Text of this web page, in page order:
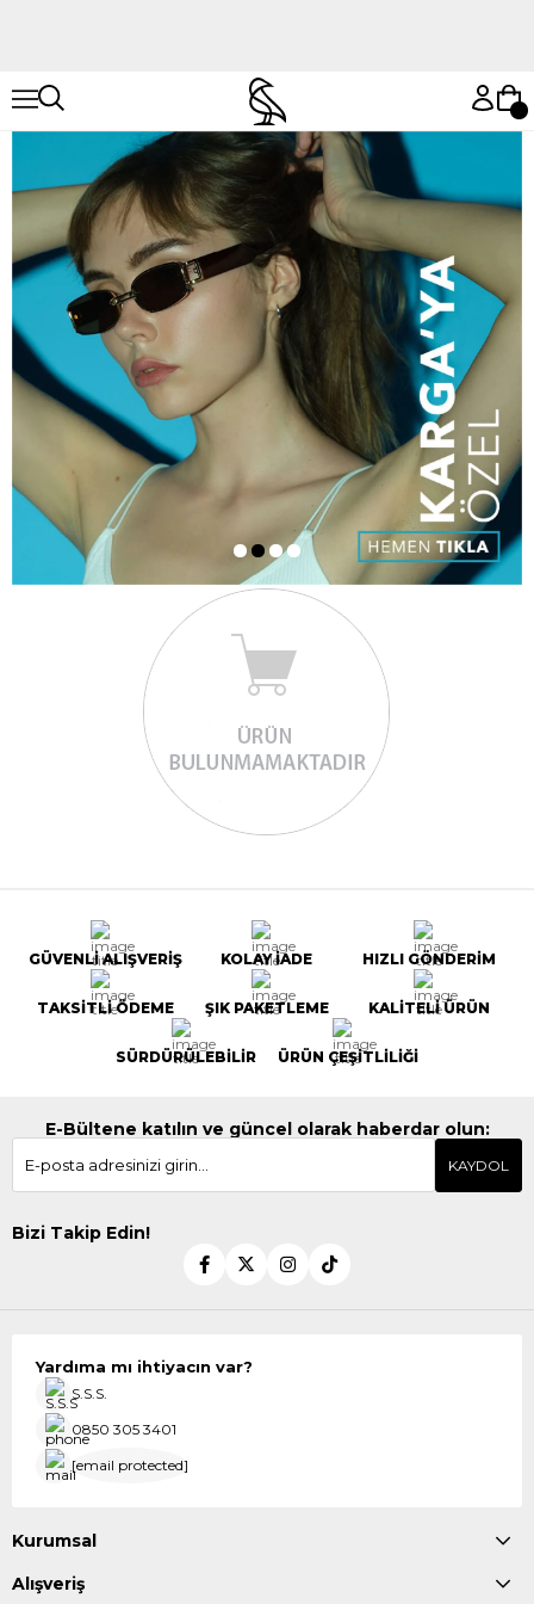
GÜVENLİ ALIŞVERİŞ KOLAY İADE HIZLI GÖNDERİM
TAKSİTLİ ÖDEME ŞIK PAKETLEME KALİTELİ ÜRÜN
SÜRDÜRÜLEBİLİR ÜRÜN ÇEŞİTLİLİĞİ
E-Bültene katılın ve güncel olarak haberdar olun:
KAYDOL
Bizi Takip Edin!
Yardıma mı ihtiyacın var?
S.S.S.
0850 305 3401
[email protected]
Kurumsal
Alışveriş